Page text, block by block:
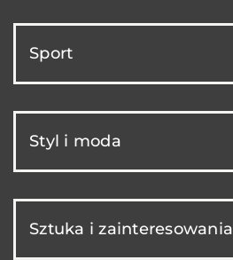
Sport
Styl i moda
Sztuka i zainteresowania